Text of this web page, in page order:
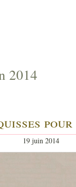
2014
19 juin 2014